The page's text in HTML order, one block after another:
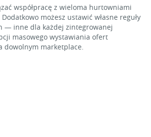
współpracę z wieloma hurtowniami
możesz ustawić własne reguły
— inne dla każdej zintegrowanej
masowego wystawiania ofert
dowolnym marketplace.